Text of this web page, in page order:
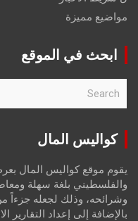
مواضيع مميزة
ابحث في الموقع
r
كواليس المال
يقوم موقع كواليس المال
والفلسطيني بلغة سهلة
وشرائحه، وذلك لجعله جزءاً
بالإضافة إلى إعداد